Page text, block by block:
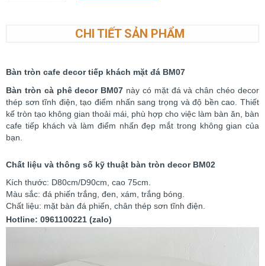
CHI TIẾT SẢN PHẨM
Bàn tròn cafe decor tiếp khách mặt đá BM07
Bàn tròn cà phê decor BM07 này có mặt đá và chân chéo decor
thép sơn tĩnh điện, tạo điểm nhấn sang trọng và độ bền cao. Thiết
kế tròn tạo không gian thoải mái, phù hợp cho việc làm bàn ăn, bàn
cafe tiếp khách và làm điểm nhấn đẹp mắt trong không gian của
bạn.
Chất liệu và thông số kỹ thuật bàn tròn decor BM02
Kích thước: D80cm/D90cm, cao 75cm.
Màu sắc: đá phiến trắng, đen, xám, trắng bóng.
Chất liệu: mặt bàn đá phiến, chân thép sơn tĩnh điện.
Hotline: 0961100221 (zalo)